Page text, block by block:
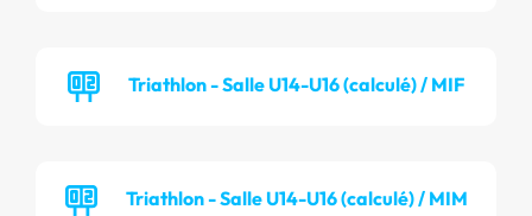
Triathlon - Salle U14-U16 (calculé) / MIF
Triathlon - Salle U14-U16 (calculé) / MIM